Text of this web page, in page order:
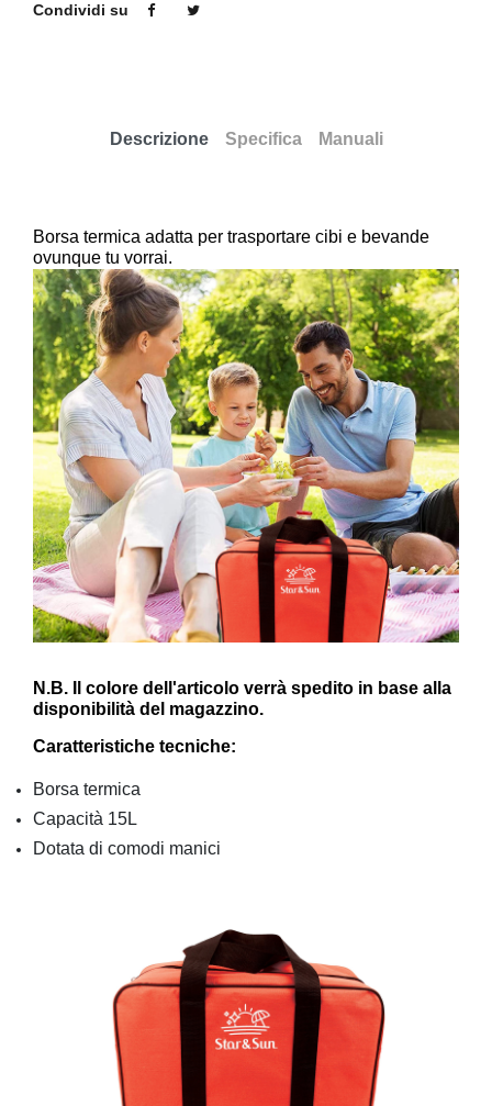
Condividi su
Descrizione Specifica Manuali
Borsa termica adatta per trasportare cibi e bevande
ovunque tu vorrai.
N.B. Il colore dell'articolo verrà spedito in base alla
disponibilità del magazzino.
Caratteristiche tecniche:
Borsa termica
Capacità 15L
Dotata di comodi manici